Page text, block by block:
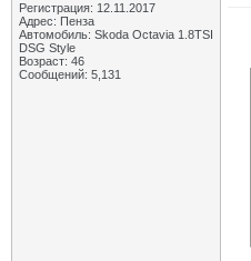
Регистрация: 12.11.2017
Адрес: Пенза
Автомобиль: Skoda Octavia 1.8TSI
DSG Style
Возраст: 46
Сообщений: 5,131